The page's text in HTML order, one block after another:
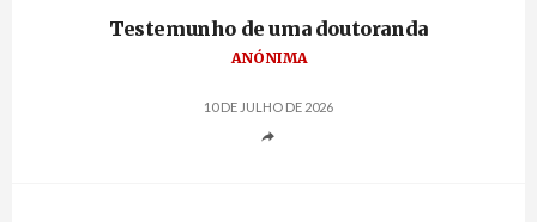
Testemunho de uma doutoranda
ANÓNIMA
10 DE JULHO DE 2026